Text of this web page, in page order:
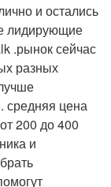
и остались
лидирующие
.рынок сейчас
разных
средняя цена
200 до 400
и